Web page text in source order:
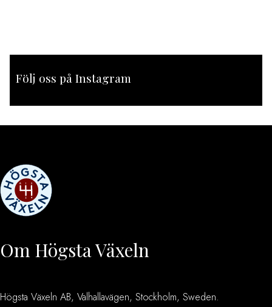
Följ oss på Instagram
Om Högsta Växeln
Högsta Växeln AB, Valhallavägen, Stockholm, Sweden.